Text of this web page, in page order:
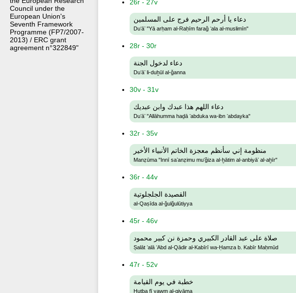
Council under the
European Union's
Seventh Framework
Programme (FP7/2007-
2013) / ERC grant
agreement n°322849"
26r - 27v
دعاء يا أرحم الرحيم فرج على المسلمين
Duʻāʼ "Yā arḥam al-Raḥīm faraǧ ʻala al-muslimīn"
28r - 30r
دعاء لدخول الجنة
Duʻāʼ li-duḫūl al-ǧanna
30v - 31v
دعاء اللهم هذا عبدك وابن عبديك
Duʻāʼ "Allāhumma haḏā ʻabduka wa-ibn ʻabdayka"
32r - 35v
منظومة إني سأنظم معجزة الخاتم الأنبياء الأخير
Manẓūma "Innī saʼanẓimu muʻǧiza al-ḫātim al-anbiyāʼ al-aḫīr"
36r - 44v
القصيدة الجلجلوتية
al-Qaṣīda al-ǧulǧulūtiyya
45r - 46v
صلاة على عبد القادر الكبيري وحمزة نن كبير محمود
Ṣalāt ʻalā ʻAbd al-Qādir al-Kabīrī wa-Ḥamza b. Kabīr Maḥmūd
47r - 52v
خطبة في يوم القيامة
Ḫuṭba fī yawm al-qiyāma